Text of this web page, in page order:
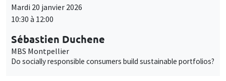
Mardi 20 janvier 2026
10:30 à 12:00
Sébastien Duchene
MBS Montpellier
Do socially responsible consumers build sustainable portfolios?